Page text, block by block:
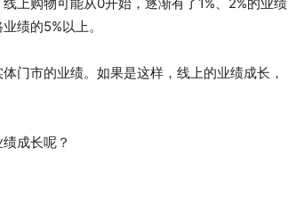
绩的5%以上。
门市的业绩。如果是这样，线上的业绩成长，
成长呢？